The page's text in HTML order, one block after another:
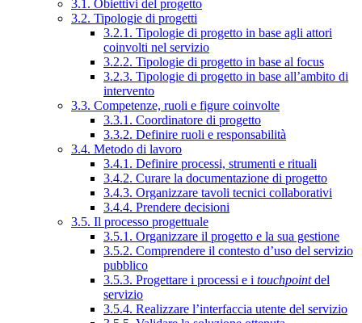
3.1. Obiettivi del progetto
3.2. Tipologie di progetti
3.2.1. Tipologie di progetto in base agli attori
coinvolti nel servizio
3.2.2. Tipologie di progetto in base al focus
3.2.3. Tipologie di progetto in base all’ambito di
intervento
3.3. Competenze, ruoli e figure coinvolte
3.3.1. Coordinatore di progetto
3.3.2. Definire ruoli e responsabilità
3.4. Metodo di lavoro
3.4.1. Definire processi, strumenti e rituali
3.4.2. Curare la documentazione di progetto
3.4.3. Organizzare tavoli tecnici collaborativi
3.4.4. Prendere decisioni
3.5. Il processo progettuale
3.5.1. Organizzare il progetto e la sua gestione
3.5.2. Comprendere il contesto d’uso del servizio
pubblico
3.5.3. Progettare i processi e i touchpointdel
servizio
3.5.4. Realizzare l’interfaccia utente del servizio